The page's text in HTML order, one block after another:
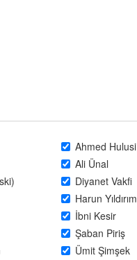
Ahmed Hulusi
Ali Ünal
Diyanet Vakfi
Harun Yıldırım
İbni Kesir
Şaban Piriş
Ümit Şimşek